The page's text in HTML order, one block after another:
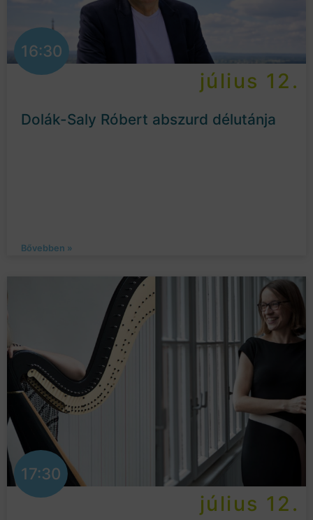
16:30
július 12.
Dolák-Saly Róbert abszurd délutánja
Bővebben »
17:30
július 12.